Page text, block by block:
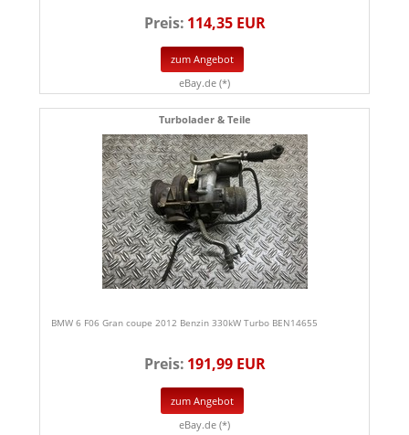
Preis: 114,35 EUR
zum Angebot
eBay.de (*)
Turbolader & Teile
BMW 6 F06 Gran coupe 2012 Benzin 330kW Turbo BEN14655
Preis: 191,99 EUR
zum Angebot
eBay.de (*)